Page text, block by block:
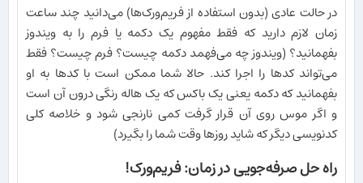
در حالت عادی (بدون استفاده از فریم‌ورک‌ها) می‌دانید چند ساعت
زمان لازم دارید که فقط مفهوم یک دکمه یا فرم را به ویندوز
بفهمانید؟ (ویندوز چه می‌فهمد دکمه چیست؟ فرم چیست؟ فقط
می‌تواند کدها را اجرا کند. حالا شما ممکن است با کدها به او
بفهمانید که دکمه یعنی یک باکس که یک هاله رنگی درون آن است
و اگر موس روی آن قرار گرفت کمی نارنجی شود و خلاصه کلی
کدنویسی دیگر که شاید روزها وقت شما را بگیرد)
راه حل صرفه‌جویی در زمان: فریم‌ورک!